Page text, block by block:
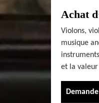
Achat
Violons,
musique
et la